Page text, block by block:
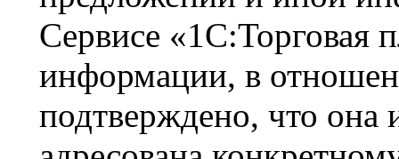
Сервисе «1С:Торговая
информации, в
подтверждено, что она